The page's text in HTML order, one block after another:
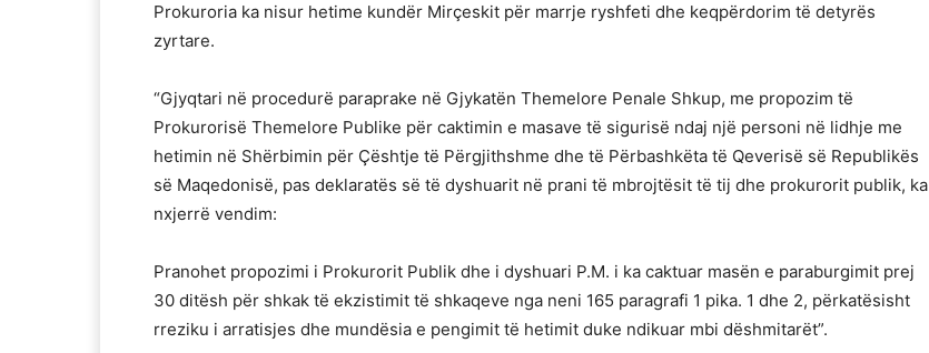
Prokuroria ka nisur hetime kundër Mirçeskit për marrje ryshfeti dhe keqpërdorim të detyrës
zyrtare.
“Gjyqtari në procedurë paraprake në Gjykatën Themelore Penale Shkup, me propozim të
Prokurorisë Themelore Publike për caktimin e masave të sigurisë ndaj një personi në lidhje me
hetimin në Shërbimin për Çështje të Përgjithshme dhe të Përbashkëta të Qeverisë së Republikës
së Maqedonisë, pas deklaratës së të dyshuarit në prani të mbrojtësit të tij dhe prokurorit publik, ka
nxjerrë vendim:
Pranohet propozimi i Prokurorit Publik dhe i dyshuari P.M. i ka caktuar masën e paraburgimit prej
30 ditësh për shkak të ekzistimit të shkaqeve nga neni 165 paragrafi 1 pika. 1 dhe 2, përkatësisht
rreziku i arratisjes dhe mundësia e pengimit të hetimit duke ndikuar mbi dëshmitarët”.